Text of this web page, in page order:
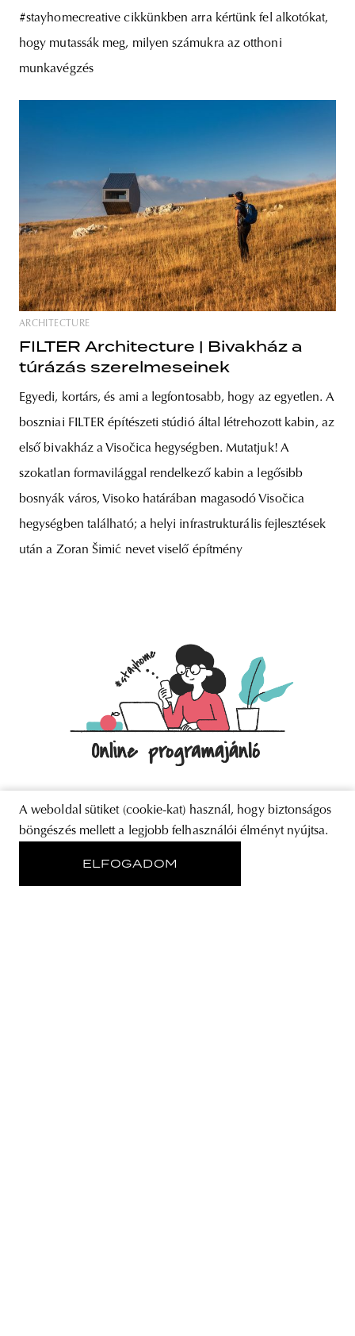
#stayhomecreative cikkünkben arra kértünk fel alkotókat,
hogy mutassák meg, milyen számukra az otthoni
munkavégzés
ARCHITECTURE
FILTER Architecture | Bivakház a
túrázás szerelmeseinek
Egyedi, kortárs, és ami a legfontosabb, hogy az egyetlen. A
boszniai FILTER építészeti stúdió által létrehozott kabin, az
első bivakház a Visočica hegységben. Mutatjuk! A
szokatlan formavilággal rendelkező kabin a legősibb
bosnyák város, Visoko határában magasodó Visočica
hegységben található; a helyi infrastrukturális fejlesztések
után a Zoran Šimić nevet viselő építmény
NEWS
Ezt a hetet egy remek kezdeményezéssel, az Ékszerek
A weboldal sütiket (cookie-kat) használ, hogy biztonságos
böngészés mellett a legjobb felhasználói élményt nyújtsa.
ELFOGADOM